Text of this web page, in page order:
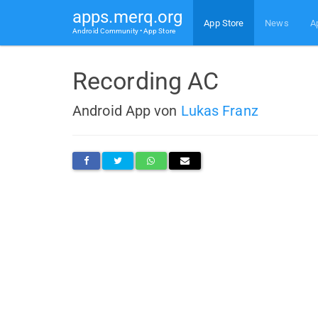
apps.merq.org
Android Community • App Store
App Store News
Recording AC
Android App von Lukas Franz